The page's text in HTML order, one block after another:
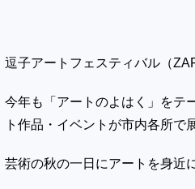
逗子アートフェスティバル（
今年も「アートのよはく」をテ
ト作品・イベントが市内各所で
芸術の秋の一日にアートを身近